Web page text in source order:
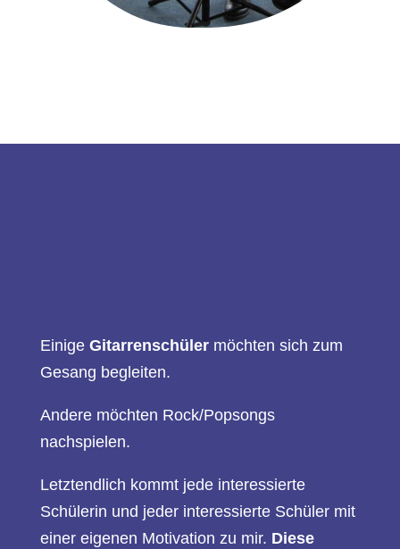
Einige Gitarrenschülermöchten sich zum
Gesang begleiten.
Andere möchten Rock/Popsongs
nachspielen.
Letztendlich kommt jede interessierte
Schülerin und jeder interessierte Schüler mit
einer eigenen Motivation zu mir. Diese